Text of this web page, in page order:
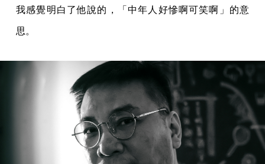
我感覺明白了他說的，「中年人好慘啊可笑啊」的意
思。